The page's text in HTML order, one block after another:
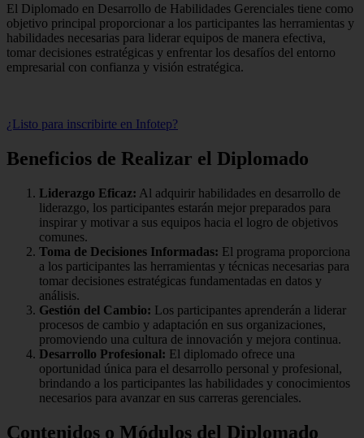
El Diplomado en Desarrollo de Habilidades Gerenciales tiene como
objetivo principal proporcionar a los participantes las herramientas y
habilidades necesarias para liderar equipos de manera efectiva,
tomar decisiones estratégicas y enfrentar los desafíos del entorno
empresarial con confianza y visión estratégica.
¿Listo para inscribirte en Infotep?
Beneficios de Realizar el Diplomado
Liderazgo Eficaz: Al adquirir habilidades en desarrollo de
liderazgo, los participantes estarán mejor preparados para
inspirar y motivar a sus equipos hacia el logro de objetivos
comunes.
Toma de Decisiones Informadas: El programa proporciona
a los participantes las herramientas y técnicas necesarias para
tomar decisiones estratégicas fundamentadas en datos y
análisis.
Gestión del Cambio: Los participantes aprenderán a liderar
procesos de cambio y adaptación en sus organizaciones,
promoviendo una cultura de innovación y mejora continua.
Desarrollo Profesional: El diplomado ofrece una
oportunidad única para el desarrollo personal y profesional,
brindando a los participantes las habilidades y conocimientos
necesarios para avanzar en sus carreras gerenciales.
Contenidos o Módulos del Diplomado